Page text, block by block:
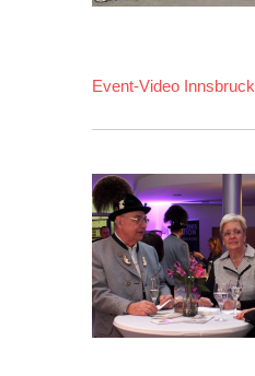
Event-Video Innsbruck